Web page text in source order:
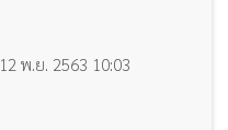
12 พ.ย. 2563 10:03